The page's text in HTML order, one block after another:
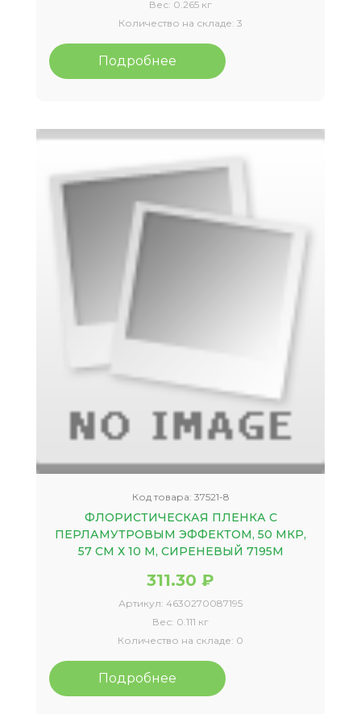
Вес: 0.265 кг
Количество на складе: 3
Подробнее
Код товара: 37521-8
ФЛОРИСТИЧЕСКАЯ ПЛЕНКА С
ПЕРЛАМУТРОВЫМ ЭФФЕКТОМ, 50 МКР,
57 СМ Х 10 М, СИРЕНЕВЫЙ 7195М
311.30 ₽
Артикул: 4630270087195
Вес: 0.111 кг
Количество на складе: 0
Подробнее